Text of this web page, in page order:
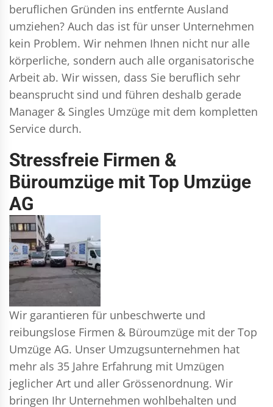
beruflichen Gründen ins entfernte Ausland
umziehen? Auch das ist für unser Unternehmen
kein Problem. Wir nehmen Ihnen nicht nur alle
körperliche, sondern auch alle organisatorische
Arbeit ab. Wir wissen, dass Sie beruflich sehr
beansprucht sind und führen deshalb gerade
Manager & Singles Umzüge mit dem kompletten
Service durch.
Stressfreie Firmen &
Büroumzüge mit Top Umzüge
AG
Wir garantieren für unbeschwerte und
reibungslose Firmen & Büroumzüge mit der Top
Umzüge AG. Unser Umzugsunternehmen hat
mehr als 35 Jahre Erfahrung mit Umzügen
jeglicher Art und aller Grössenordnung. Wir
bringen Ihr Unternehmen wohlbehalten und